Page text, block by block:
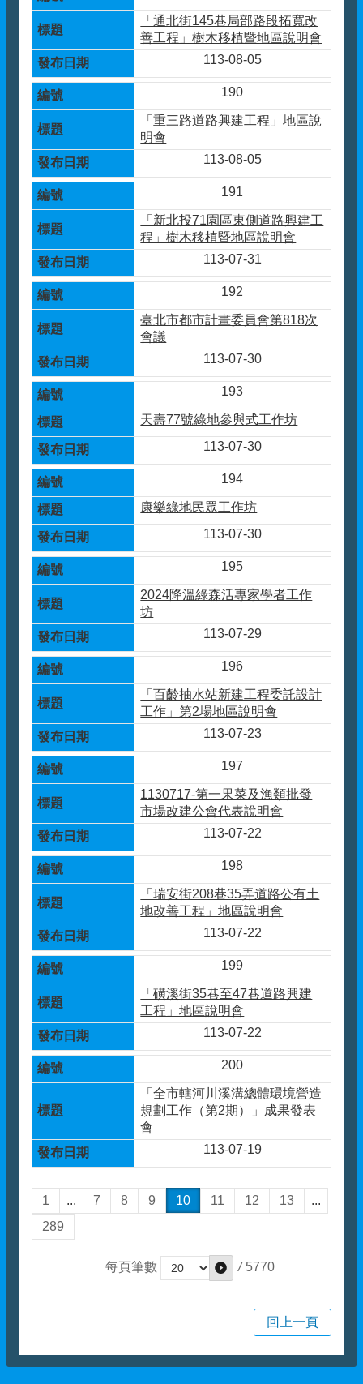
「通北街145巷局部路段拓寬改
善工程」樹木移植暨地區說明會
113-08-05
190
「重三路道路興建工程」地區說
明會
113-08-05
191
「新北投71園區東側道路興建工
程」樹木移植暨地區說明會
113-07-31
192
臺北市都市計畫委員會第818次
會議
113-07-30
193
天壽77號綠地參與式工作坊
113-07-30
194
康樂綠地民眾工作坊
113-07-30
195
2024降溫綠森活專家學者工作
坊
113-07-29
196
「百齡抽水站新建工程委託設計
工作」第2場地區說明會
113-07-23
197
1130717-第一果菜及漁類批發
市場改建公會代表說明會
113-07-22
198
「瑞安街208巷35弄道路公有土
地改善工程」地區說明會
113-07-22
199
「磺溪街35巷至47巷道路興建
工程」地區說明會
113-07-22
200
「全市轄河川溪溝總體環境營造
規劃工作（第2期）」成果發表
會
113-07-19
1 ... 7 8 9 10 11 12 13
...
289
每頁筆數 / 5770
回上一頁